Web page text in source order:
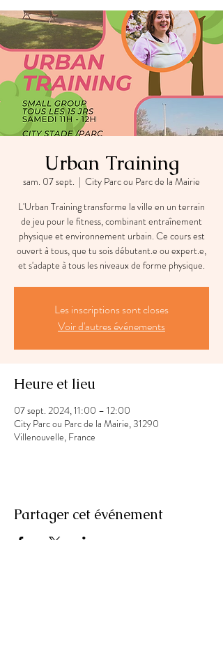
Urban Training
sam. 07 sept.
  |
City Parc ou Parc de la Mairie
L'Urban Training transforme la ville en un terrain
de jeu pour le fitness, combinant entraînement
physique et environnement urbain. Ce cours est
ouvert à tous, que tu sois débutant.e ou expert.e,
et s'adapte à tous les niveaux de forme physique.
Les inscriptions sont closes
Voir d'autres événements
Heure et lieu
07 sept. 2024, 11:00 – 12:00
City Parc ou Parc de la Mairie, 31290
Villenouvelle, France
Partager cet événement